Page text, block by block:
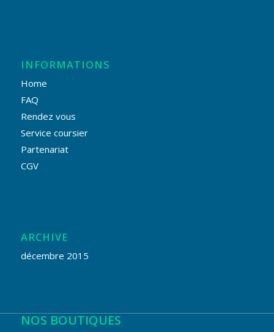
INFORMATIONS
Home
FAQ
Rendez vous
Service coursier
Partenariat
CGV
ARCHIVE
décembre 2015
NOS BOUTIQUES